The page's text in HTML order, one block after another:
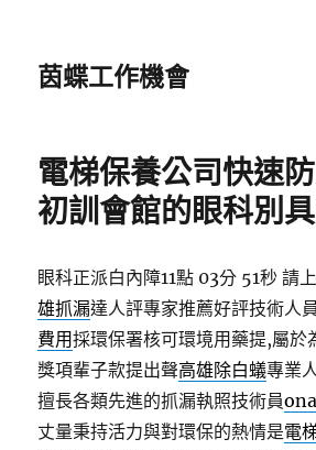
茵蝶工作機會
電梯保養公司快速
初訓會館的眼科別
眼科正派白內障11點 03分 51秒 請
雄抓漏達人評專家推薦好評技術人
費用採環保署核可環境用藥提,屬於
獎項輩子款提出聲高雄除白蟻專業
擅長各類先進的抓漏執照技術員
丈量秉持活力與對環保的熱情是電